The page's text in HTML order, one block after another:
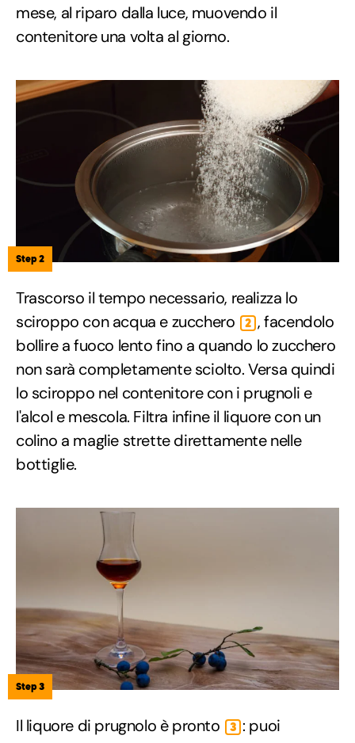
mese, al riparo dalla luce, muovendo il
contenitore una volta al giorno.
Step 2
Trascorso il tempo necessario, realizza lo
sciroppo con acqua e zucchero
2 , facendolo
bollire a fuoco lento fino a quando lo zucchero
non sarà completamente sciolto. Versa quindi
lo sciroppo nel contenitore con i prugnoli e
l'alcol e mescola. Filtra infine il liquore con un
colino a maglie strette direttamente nelle
bottiglie.
Step 3
Il liquore di prugnolo è pronto 3 : puoi